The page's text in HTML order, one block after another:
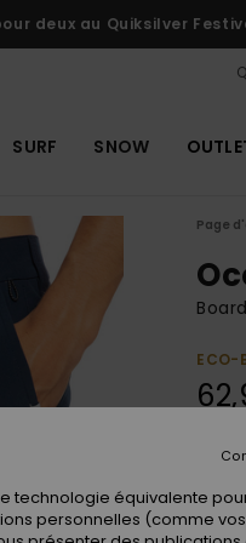
deux au Quiksilver
SURF SNOW
Page
ECO-
technologie équivalente
personnelles (comme